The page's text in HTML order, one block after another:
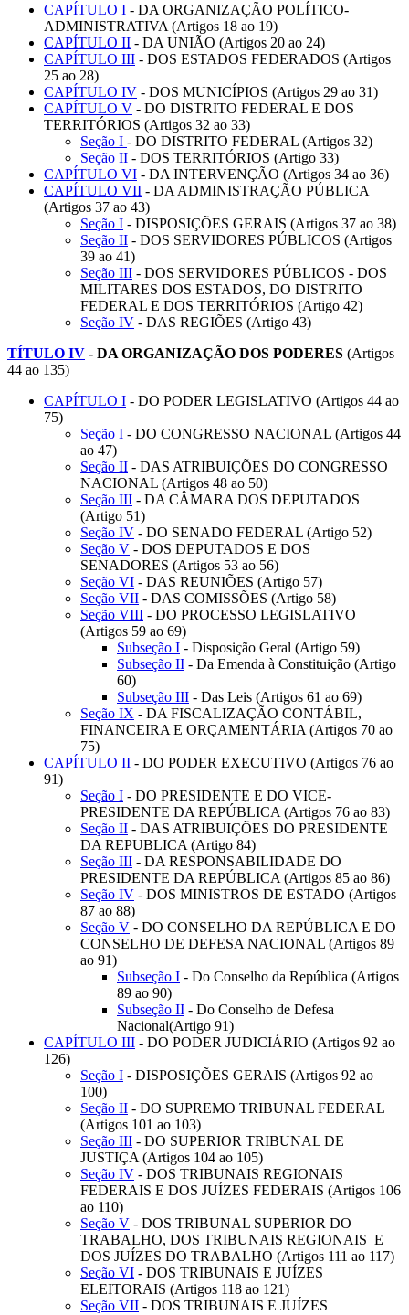
CAPÍTULO I - DA ORGANIZAÇÃO POLÍTICO-
ADMINISTRATIVA (Artigos 18 ao 19)
CAPÍTULO II - DA UNIÃO (Artigos 20 ao 24)
CAPÍTULO III - DOS ESTADOS FEDERADOS (Artigos
25 ao 28)
CAPÍTULO IV - DOS MUNICÍPIOS (Artigos 29 ao 31)
CAPÍTULO V - DO DISTRITO FEDERAL E DOS
TERRITÓRIOS (Artigos 32 ao 33)
Seção I - DO DISTRITO FEDERAL (Artigos 32)
Seção II - DOS TERRITÓRIOS (Artigo 33)
CAPÍTULO VI - DA INTERVENÇÃO (Artigos 34 ao 36)
CAPÍTULO VII - DA ADMINISTRAÇÃO PÚBLICA
(Artigos 37 ao 43)
Seção I - DISPOSIÇÕES GERAIS (Artigos 37 ao 38)
Seção II - DOS SERVIDORES PÚBLICOS (Artigos
39 ao 41)
Seção III - DOS SERVIDORES PÚBLICOS - DOS
MILITARES DOS ESTADOS, DO DISTRITO
FEDERAL E DOS TERRITÓRIOS (Artigo 42)
Seção IV - DAS REGIÕES (Artigo 43)
TÍTULO IV - DA ORGANIZAÇÃO DOS PODERES (Artigos
44 ao 135)
CAPÍTULO I - DO PODER LEGISLATIVO (Artigos 44 ao
75)
Seção I - DO CONGRESSO NACIONAL (Artigos 44
ao 47)
Seção II - DAS ATRIBUIÇÕES DO CONGRESSO
NACIONAL (Artigos 48 ao 50)
Seção III - DA CÂMARA DOS DEPUTADOS
(Artigo 51)
Seção IV - DO SENADO FEDERAL (Artigo 52)
Seção V - DOS DEPUTADOS E DOS
SENADORES (Artigos 53 ao 56)
Seção VI - DAS REUNIÕES (Artigo 57)
Seção VII - DAS COMISSÕES (Artigo 58)
Seção VIII - DO PROCESSO LEGISLATIVO
(Artigos 59 ao 69)
Subseção I - Disposição Geral (Artigo 59)
Subseção II - Da Emenda à Constituição (Artigo
60)
Subseção III - Das Leis (Artigos 61 ao 69)
Seção IX - DA FISCALIZAÇÃO CONTÁBIL,
FINANCEIRA E ORÇAMENTÁRIA (Artigos 70 ao
75)
CAPÍTULO II - DO PODER EXECUTIVO (Artigos 76 ao
91)
Seção I - DO PRESIDENTE E DO VICE-
PRESIDENTE DA REPÚBLICA (Artigos 76 ao 83)
Seção II - DAS ATRIBUIÇÕES DO PRESIDENTE
DA REPUBLICA (Artigo 84)
Seção III - DA RESPONSABILIDADE DO
PRESIDENTE DA REPÚBLICA (Artigos 85 ao 86)
Seção IV - DOS MINISTROS DE ESTADO (Artigos
87 ao 88)
Seção V - DO CONSELHO DA REPÚBLICA E DO
CONSELHO DE DEFESA NACIONAL (Artigos 89
ao 91)
Subseção I - Do Conselho da República (Artigos
89 ao 90)
Subseção II - Do Conselho de Defesa
Nacional(Artigo 91)
CAPÍTULO III - DO PODER JUDICIÁRIO (Artigos 92 ao
126)
Seção I - DISPOSIÇÕES GERAIS (Artigos 92 ao
100)
Seção II - DO SUPREMO TRIBUNAL FEDERAL
(Artigos 101 ao 103)
Seção III - DO SUPERIOR TRIBUNAL DE
JUSTIÇA (Artigos 104 ao 105)
Seção IV - DOS TRIBUNAIS REGIONAIS
FEDERAIS E DOS JUÍZES FEDERAIS (Artigos 106
ao 110)
Seção V - DOS TRIBUNAL SUPERIOR DO
TRABALHO, DOS TRIBUNAIS REGIONAIS E
DOS JUÍZES DO TRABALHO (Artigos 111 ao 117)
Seção VI - DOS TRIBUNAIS E JUÍZES
ELEITORAIS (Artigos 118 ao 121)
Seção VII - DOS TRIBUNAIS E JUÍZES